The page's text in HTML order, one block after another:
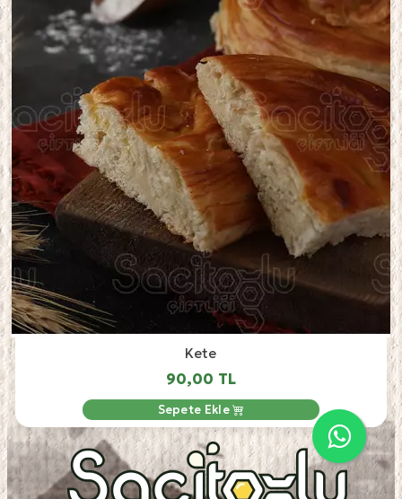
Kete
90,00 TL
Sepete Ekle